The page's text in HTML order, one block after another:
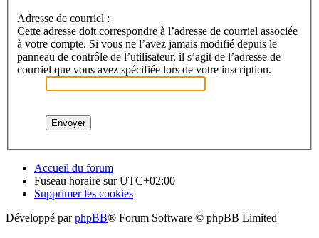
Adresse de courriel :
Cette adresse doit correspondre à l’adresse de courriel associée
à votre compte. Si vous ne l’avez jamais modifié depuis le
panneau de contrôle de l’utilisateur, il s’agit de l’adresse de
courriel que vous avez spécifiée lors de votre inscription.
Accueil du forum
Fuseau horaire surUTC+02:00
Supprimer les cookies
Développé parphpBB® Forum Software © phpBB Limited